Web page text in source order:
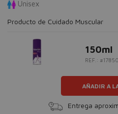
Unisex
Producto de Cuidado Muscular
150ml
REF.:
AÑADIR A
Entrega